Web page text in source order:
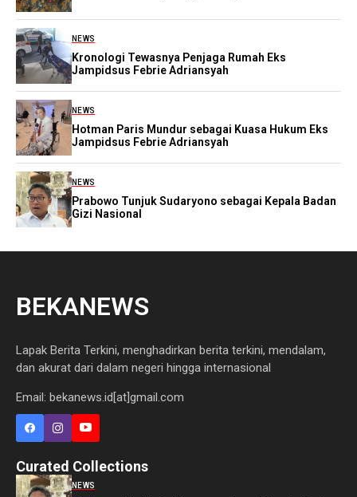
NEWS
Kronologi Tewasnya Penjaga Rumah Eks
Jampidsus Febrie Adriansyah
NEWS
Hotman Paris Mundur sebagai Kuasa Hukum Eks
Jampidsus Febrie Adriansyah
NEWS
Prabowo Tunjuk Sudaryono sebagai Kepala Badan
Gizi Nasional
BEKANEWS
Lapak Berita Terkini, menghadirkan berita terkini, mendalam,
dan akurat dari dalam negeri hingga internasional
Email: bekanews.id[at]gmail.com
Curated Collections
NEWS